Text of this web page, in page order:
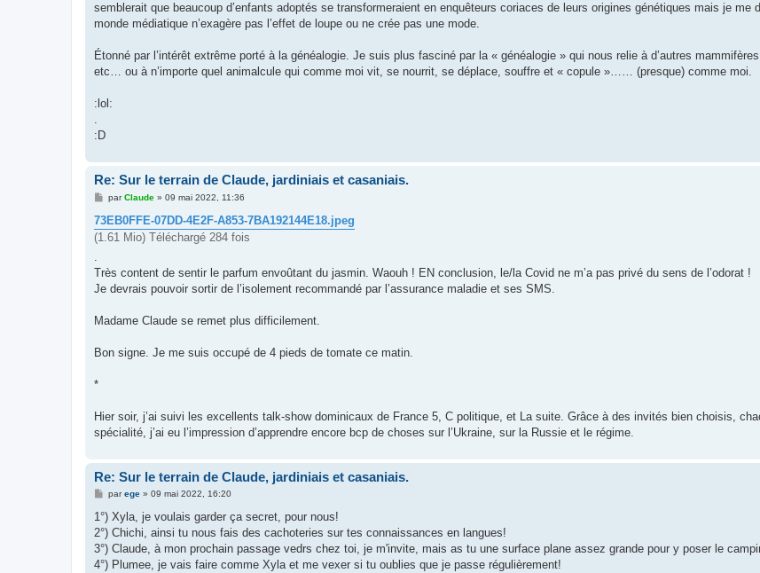
semblerait que beaucoup d’enfants adoptés se transformeraient en enquêteurs coriaces de leurs origines génétiques mais je me
monde médiatique n’exagère pas l’effet de loupe ou ne crée pas une mode.
Étonné par l’intérêt extrême porté à la généalogie. Je suis plus fasciné par la « généalogie » qui nous relie à d’autres
etc… ou à n’importe quel animalcule qui comme moi vit, se nourrit, se déplace, souffre et « copule »…… (presque) comme moi.
:lol:
.
:D
Re: Sur le terrain de Claude, jardiniais et casaniais.
M
s
s
a
parClaude» 09 mai 2022, 11:36
73EB0FFE-07DD-4E2F-A853-7BA192144E18.jpeg
(1.61 Mio) Téléchargé 284 fois
Très content de sentir le parfum envoûtant du jasmin. Waouh ! EN conclusion, le/la Covid ne m’a pas privé du sens de l’odorat !
Je devrais pouvoir sortir de l’isolement recommandé par l’assurance maladie et ses SMS.
Madame Claude se remet plus difficilement.
Bon signe. Je me suis occupé de 4 pieds de tomate ce matin.
*
Hier soir, j’ai suivi les excellents talk-show dominicaux de France 5, C politique, et La suite. Grâce à des invités bien choisis,
spécialité, j’ai eu l’impression d’apprendre encore bcp de choses sur l’Ukraine, sur la Russie et le régime.
Re: Sur le terrain de Claude, jardiniais et casaniais.
M
s
s
a
g
e
parege» 09 mai 2022, 16:20
1°) Xyla, je voulais garder ça secret, pour nous!
2°) Chichi, ainsi tu nous fais des cachoteries sur tes connaissances en langues!
3°) Claude, à mon prochain passage vedrs chez toi, je m'invite, mais as tu une surface plane assez grande pour y poser le
4°) Plumee, je vais faire comme Xyla et me vexer si tu oublies que je passe régulièrement!